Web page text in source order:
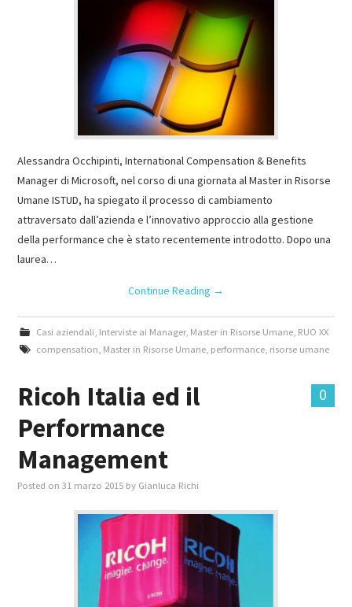
Alessandra Occhipinti, International Compensation & Benefits
Manager di Microsoft, nel corso di una giornata al Master in Risorse
Umane ISTUD, ha spiegato il processo di cambiamento
attraversato dall’azienda e l’innovativo approccio alla gestione
della performance che è stato recentemente introdotto. Dopo una
laurea…
Continue Reading →
Casi aziendali Interviste ai Manager, Master in Risorse Umane, RUO XX
compensation Master in Risorse Umane, performance, risorse umane
0
Ricoh Italia ed il
Performance
Management
Posted on31 marzo 2015 by Gianluca Richi